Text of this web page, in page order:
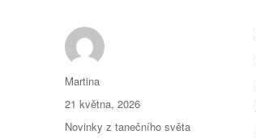
Autor:
Martina
Publikováno:
21 května, 2026
Rubriky:
Novinky z tanečního světa